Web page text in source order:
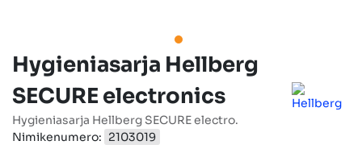
Hygieniasarja Hellberg
SECURE electronics
Hygieniasarja Hellberg SECURE electro.
Nimikenumero: 2103019